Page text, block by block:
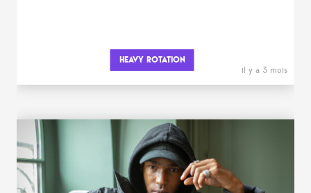
HEAVY ROTATION
il y a 3 mois